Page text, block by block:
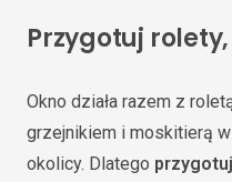
Przygotuj
Okno działa razem z
grzejnikiem i moskitierą
okolicy. Dlatego